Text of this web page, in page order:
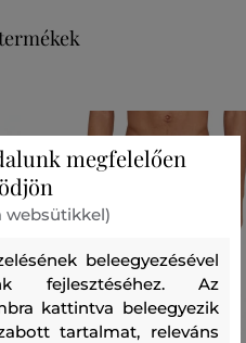
megfelelően
websütikkel)
beleegyezésével
fejlesztéséhez. Az
kattintva beleegyezik
tartalmat, releváns